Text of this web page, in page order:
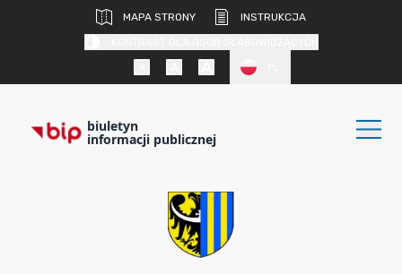
MAPA STRONY
INSTRUKCJA
biuletyn
informacji publicznej